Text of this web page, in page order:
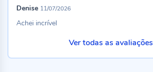
Denise 11/07/2026
Achei incrível
Ver todas as avaliações